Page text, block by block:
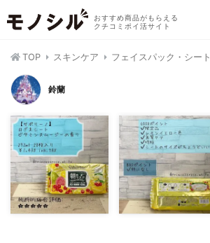
おすすめ商品がもらえる
クチコミポイ活サイト
TOP スキンケア フェイスパック・シー
鈴蘭